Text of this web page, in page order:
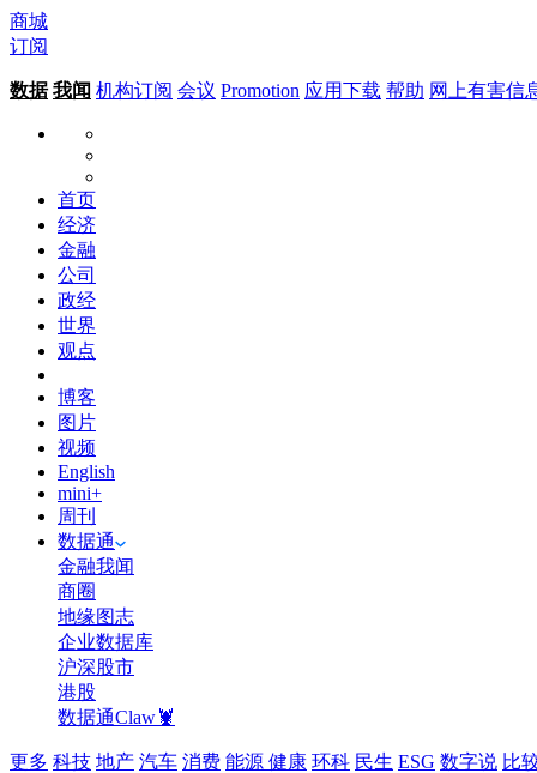
商城
订阅
数据 我闻 机构订阅 会议 Promotion 应用下载 帮助 网上有害信
首页
经济
金融
公司
政经
世界
观点
博客
图片
视频
English
mini+
周刊
数据通
金融我闻
商圈
地缘图志
企业数据库
沪深股市
港股
数据通Claw🦞
更多 科技 地产 汽车 消费 能源 健康 环科 民生 ESG 数字说 比